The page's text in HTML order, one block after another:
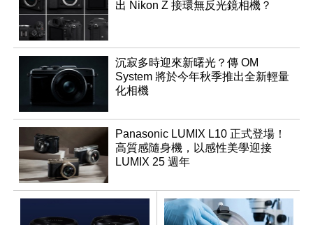
出 Nikon Z 接環無反光鏡相機？
沉寂多時迎來新曙光？傳 OM
System 將於今年秋季推出全新輕量
化相機
Panasonic LUMIX L10 正式登場！
高質感隨身機，以感性美學迎接
LUMIX 25 週年